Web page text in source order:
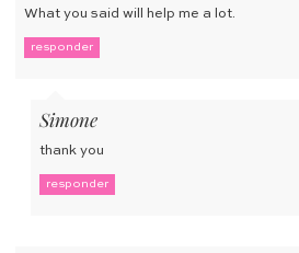
What you said will help me a lot.
responder
Simone
thank you
responder